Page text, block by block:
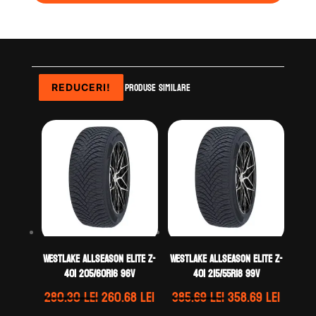
Produse similare
REDUCERI!
WestLake ALLSEASON ELITE Z-
401 205/60R16 96V
280.30leiPrețul
260.68leiPrețul
REDUCERI!
WestLake ALLSEASON ELITE Z-
401 215/55R18 99V
385.69leiPrețul
358.69leiPrețul
REDUCERI!
REDUCERI!